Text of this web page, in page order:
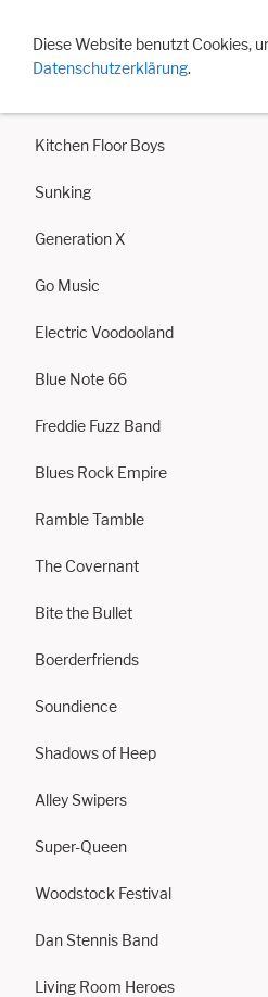
Kitchen Floor Boys
Sunking
Generation X
Go Music
Electric Voodooland
Blue Note 66
Freddie Fuzz Band
Blues Rock Empire
Ramble Tamble
The Covernant
Bite the Bullet
Boerderfriends
Soundience
Shadows of Heep
Alley Swipers
Super-Queen
Woodstock Festival
Dan Stennis Band
Living Room Heroes
Diese Website benutzt Cookies,
Datenschutzerklärung.